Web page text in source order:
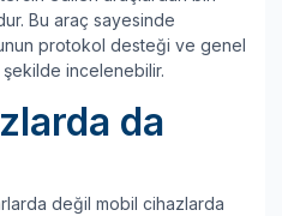
Bu araç sayesinde
protokol desteği ve genel
şekilde incelenebilir.
da
değil mobil cihazlarda